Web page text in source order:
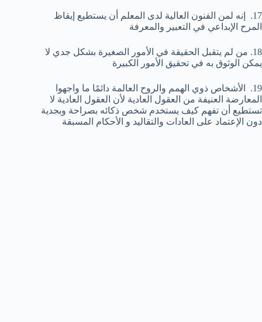
17. إنه لمن الفنون العالية لدى المعلم أن يستطيع إيقاظ
المرح الإبداعي في التعبير والمعرفة
18. من لم يتقبل الحقيقة في الأمور الصغيرة بشكل جدي لا
يمكن الوثوق به في تحقيق الأمور الكبيرة
19. الأشخاص ذوي الهمم والروح العالمة دائمًا ما واجهوا
المعارضة العنيفة من العقول العادية لأن العقول العادية لا
تستطيع أن تفهم كيف يستخدم شخص ذكائه بصراحة وبجدية
دون الإعتماد على العادات والتقاليد و الأحكام المسبقة